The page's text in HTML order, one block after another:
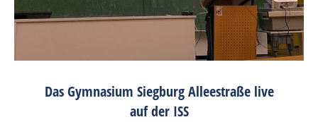
Das Gymnasium Siegburg Alleestraße live
auf der ISS